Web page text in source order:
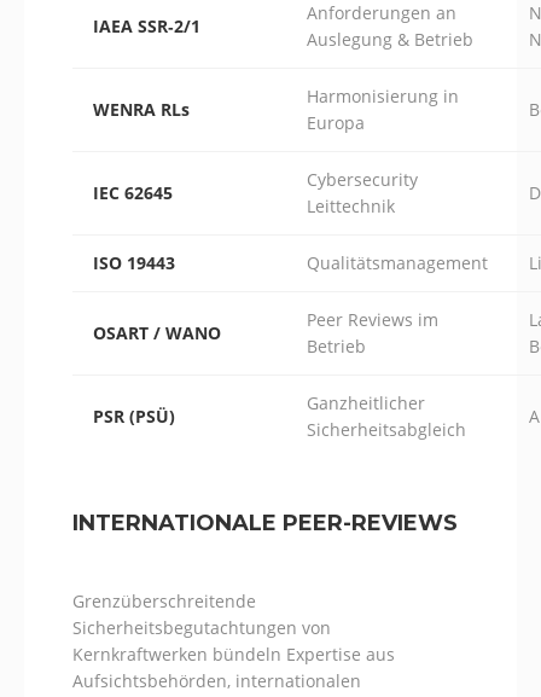
IAEA SSR‑2/1
Anforderungen an
Auslegung & Betrieb
WENRA RLs
Harmonisierung in
Europa
IEC 62645
Cybersecurity
Leittechnik
ISO 19443 Qualitätsmanagement
OSART / WANO
Peer Reviews im
Betrieb
PSR (PSÜ)
Ganzheitlicher
Sicherheitsabgleich
INTERNATIONALE PEER-REVIEWS
Grenzüberschreitende
Sicherheitsbegutachtungen von
Kernkraftwerken bündeln Expertise aus
Aufsichtsbehörden, internationalen